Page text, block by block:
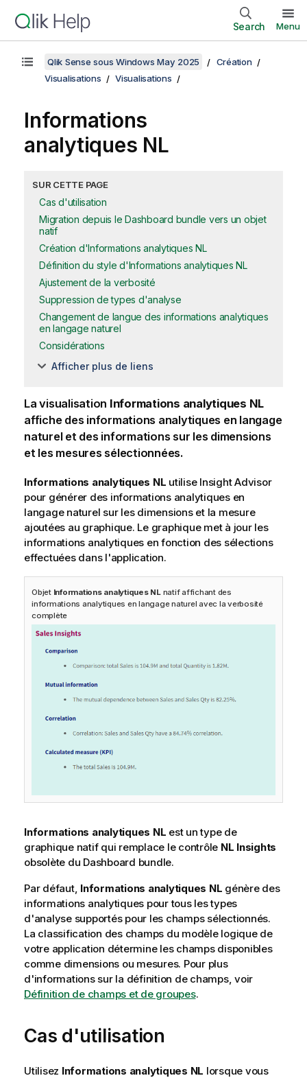
Search Menu
Qlik Sense sous Windows May 2025
Création
Visualisations
Visualisations
Informations
analytiques NL
SUR CETTE PAGE
Cas d'utilisation
Migration depuis le Dashboard bundle vers un objet
natif
Création d'Informations analytiques NL
Définition du style d'Informations analytiques NL
Ajustement de la verbosité
Suppression de types d'analyse
Changement de langue des informations analytiques
en langage naturel
Considérations
Afficher plus de liens
La visualisation Informations analytiques NL
affiche des informations analytiques en langage
naturel et des informations sur les dimensions
et les mesures sélectionnées.
Informations analytiques NL utilise Insight Advisor
pour générer des informations analytiques en
langage naturel sur les dimensions et la mesure
ajoutées au graphique. Le graphique met à jour les
informations analytiques en fonction des sélections
effectuées dans l'application.
Objet Informations analytiques NLnatif affichant des
informations analytiques en langage naturel avec la verbosité
complète
Informations analytiques NL est un type de
graphique natif qui remplace le contrôle NL Insights
obsolète du Dashboard bundle.
Par défaut, Informations analytiques NL génère des
informations analytiques pour tous les types
d'analyse supportés pour les champs sélectionnés.
La classification des champs du modèle logique de
votre application détermine les champs disponibles
comme dimensions ou mesures. Pour plus
d'informations sur la définition de champs, voir
Définition de champs et de groupes.
Cas d'utilisation
Utilisez Informations analytiques NL lorsque vous